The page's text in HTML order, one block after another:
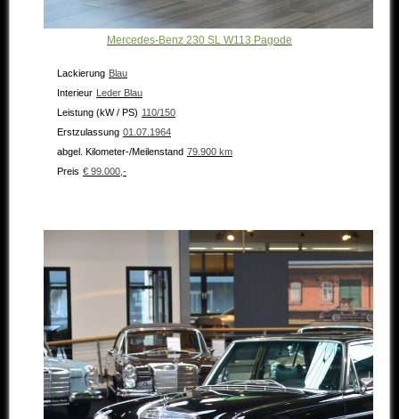
Mercedes-Benz 230 SL W113 Pagode
Lackierung Blau
Interieur Leder Blau
Leistung (kW / PS) 110/150
Erstzulassung 01.07.1964
abgel. Kilometer-/Meilenstand 79.900 km
Preis € 99.000,-